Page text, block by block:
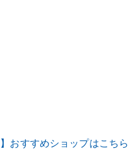
】おすすめショップはこちら